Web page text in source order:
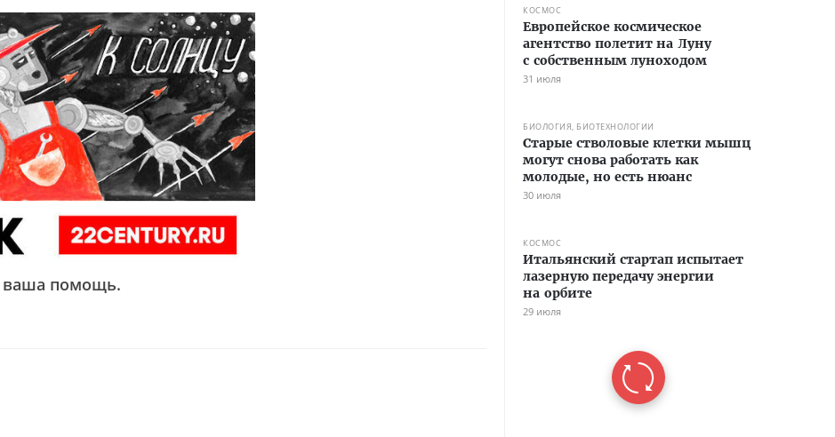
ваша помощь.
КОСМОС
Европейское космическое
агентство полетит на Луну
с собственным луноходом
31 июля
БИОЛОГИЯ, БИОТЕХНОЛОГИИ
Старые стволовые клетки мышц
могут снова работать как
молодые, но есть нюанс
30 июля
КОСМОС
Итальянский стартап испытает
лазерную передачу энергии
на орбите
29 июля